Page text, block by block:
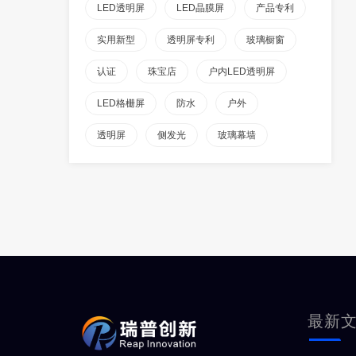
LED透明屏 LED晶膜屏 产品专利
实用新型 透明屏专利 玻璃橱窗
认证 珠宝店 户内LED透明屏
LED格栅屏 防水 户外
透明屏 侧发光 玻璃幕墙
最新